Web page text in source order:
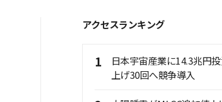
アクセスランキング
1
日本宇宙産業に14.3兆円
上げ30回へ競争導入